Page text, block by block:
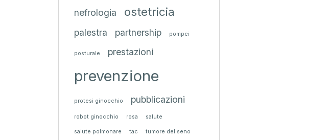
nefrologia ostetricia
palestra partnership pompei
posturale prestazioni
prevenzione
protesi ginocchio pubblicazioni
robot ginocchio rosa salute
salute polmonare tac tumore del seno